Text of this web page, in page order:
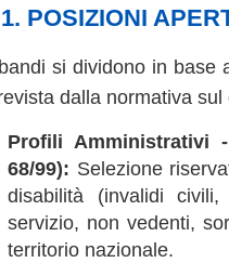
1. POSIZIONI
si dividono in base
dalla normativa
Profili Amministrativi
68/99): Selezione
disabilità (invalidi
servizio, non vedenti,
territorio nazionale.